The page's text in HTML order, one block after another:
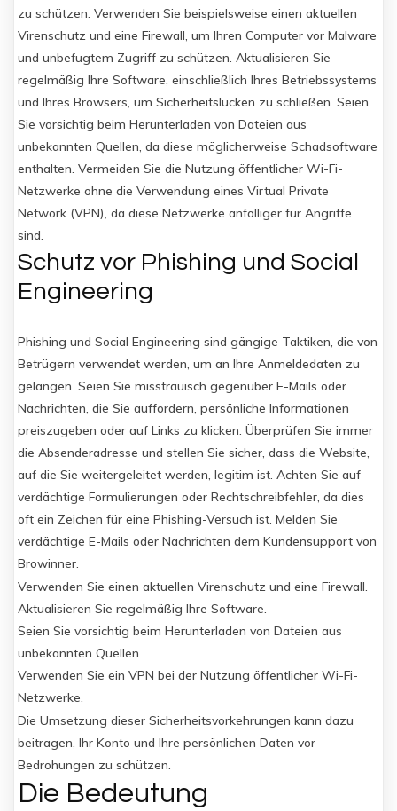
zu schützen. Verwenden Sie beispielsweise einen aktuellen
Virenschutz und eine Firewall, um Ihren Computer vor Malware
und unbefugtem Zugriff zu schützen. Aktualisieren Sie
regelmäßig Ihre Software, einschließlich Ihres Betriebssystems
und Ihres Browsers, um Sicherheitslücken zu schließen. Seien
Sie vorsichtig beim Herunterladen von Dateien aus
unbekannten Quellen, da diese möglicherweise Schadsoftware
enthalten. Vermeiden Sie die Nutzung öffentlicher Wi-Fi-
Netzwerke ohne die Verwendung eines Virtual Private
Network (VPN), da diese Netzwerke anfälliger für Angriffe
sind.
Schutz vor Phishing und Social
Engineering
Phishing und Social Engineering sind gängige Taktiken, die von
Betrügern verwendet werden, um an Ihre Anmeldedaten zu
gelangen. Seien Sie misstrauisch gegenüber E-Mails oder
Nachrichten, die Sie auffordern, persönliche Informationen
preiszugeben oder auf Links zu klicken. Überprüfen Sie immer
die Absenderadresse und stellen Sie sicher, dass die Website,
auf die Sie weitergeleitet werden, legitim ist. Achten Sie auf
verdächtige Formulierungen oder Rechtschreibfehler, da dies
oft ein Zeichen für eine Phishing-Versuch ist. Melden Sie
verdächtige E-Mails oder Nachrichten dem Kundensupport von
Browinner.
Verwenden Sie einen aktuellen Virenschutz und eine Firewall.
Aktualisieren Sie regelmäßig Ihre Software.
Seien Sie vorsichtig beim Herunterladen von Dateien aus
unbekannten Quellen.
Verwenden Sie ein VPN bei der Nutzung öffentlicher Wi-Fi-
Netzwerke.
Die Umsetzung dieser Sicherheitsvorkehrungen kann dazu
beitragen, Ihr Konto und Ihre persönlichen Daten vor
Bedrohungen zu schützen.
Die Bedeutung